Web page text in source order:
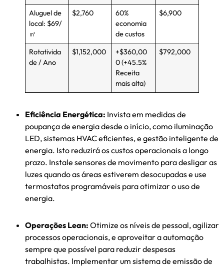
Aluguel de
local: $69/
㎡
$2,760
60%
economia
de custos
$6,900
Rotativida
de / Ano
$1,152,000
+$360,00
0 (+45.5%
Receita
mais alta)
$792,000
Eficiência Energética: Invista em medidas de
poupança de energia desde o início, como iluminação
LED, sistemas HVAC eficientes, e gestão inteligente de
energia. Isto reduzirá os custos operacionais a longo
prazo. Instale sensores de movimento para desligar as
luzes quando as áreas estiverem desocupadas e use
termostatos programáveis ​​para otimizar o uso de
energia.
Operações Lean: Otimize os níveis de pessoal, agilizar
processos operacionais, e aproveitar a automação
sempre que possível para reduzir despesas
trabalhistas. Implementar um sistema de emissão de